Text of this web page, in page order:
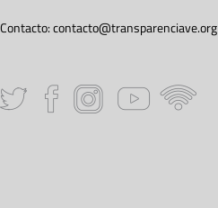
Contacto:contacto@transparenciave.org